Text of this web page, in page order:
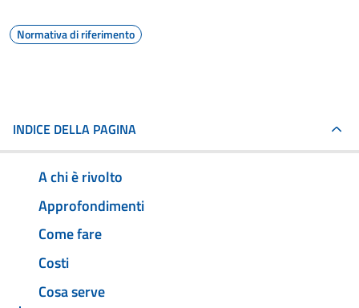
Normativa di riferimento
INDICE DELLA PAGINA
A chi è rivolto
Approfondimenti
Come fare
Costi
Cosa serve